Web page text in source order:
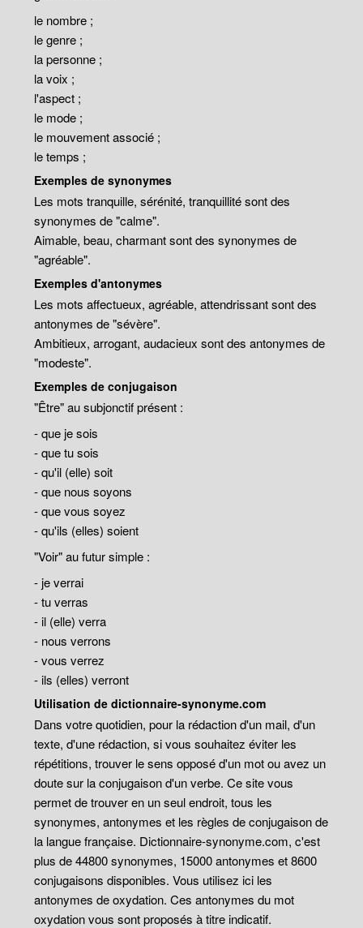
le nombre ;
le genre ;
la personne ;
la voix ;
l'aspect ;
le mode ;
le mouvement associé ;
le temps ;
Exemples de synonymes
Les mots tranquille, sérénité, tranquillité sont des
synonymes de "calme".
Aimable, beau, charmant sont des synonymes de
"agréable".
Exemples d'antonymes
Les mots affectueux, agréable, attendrissant sont des
antonymes de "sévère".
Ambitieux, arrogant, audacieux sont des antonymes de
"modeste".
Exemples de conjugaison
"Être" au subjonctif présent :
- que je sois
- que tu sois
- qu'il (elle) soit
- que nous soyons
- que vous soyez
- qu'ils (elles) soient
"Voir" au futur simple :
- je verrai
- tu verras
- il (elle) verra
- nous verrons
- vous verrez
- ils (elles) verront
Utilisation de dictionnaire-synonyme.com
Dans votre quotidien, pour la rédaction d'un mail, d'un
texte, d'une rédaction, si vous souhaitez éviter les
répétitions, trouver le sens opposé d'un mot ou avez un
doute sur la conjugaison d'un verbe. Ce site vous
permet de trouver en un seul endroit, tous les
synonymes, antonymes et les règles de conjugaison de
la langue française. Dictionnaire-synonyme.com, c'est
plus de 44800 synonymes, 15000 antonymes et 8600
conjugaisons disponibles. Vous utilisez ici les
antonymes de oxydation. Ces antonymes du mot
oxydation vous sont proposés à titre indicatif.